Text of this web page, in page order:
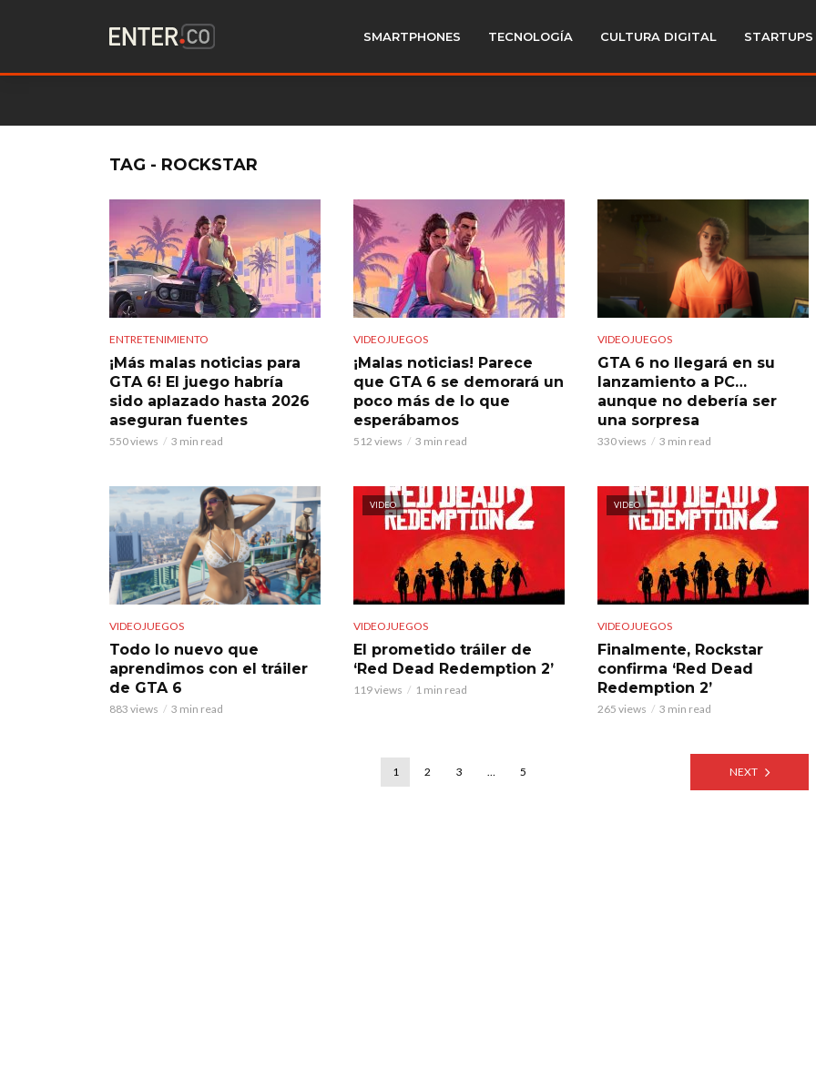
SMARTPHONES TECNOLOGÍA CULTURA DIGITAL STARTUPS
TAG - ROCKSTAR
ENTRETENIMIENTO
¡Más malas noticias para
GTA 6! El juego habría
sido aplazado hasta 2026
aseguran fuentes
550 views 3 min read
VIDEOJUEGOS
¡Malas noticias! Parece
que GTA 6 se demorará un
poco más de lo que
esperábamos
512 views 3 min read
VIDEOJUEGOS
GTA 6 no llegará en su
lanzamiento a PC…
aunque no debería ser
una sorpresa
330 views 3 min read
VIDEOJUEGOS
Todo lo nuevo que
aprendimos con el tráiler
de GTA 6
883 views 3 min read
VIDEO
VIDEOJUEGOS
El prometido tráiler de
‘Red Dead Redemption 2’
119 views 1 min read
VIDEO
VIDEOJUEGOS
Finalmente, Rockstar
confirma ‘Red Dead
Redemption 2’
265 views 3 min read
1 2 3 … 5 NEXT